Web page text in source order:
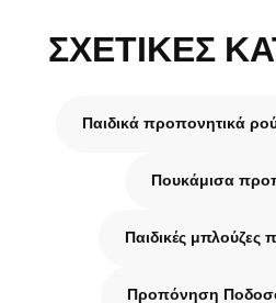
ΣΧΕΤΙΚΈΣ
Παιδικά προπονητικά
Πουκάμισα
Παιδικές
Προπόνηση